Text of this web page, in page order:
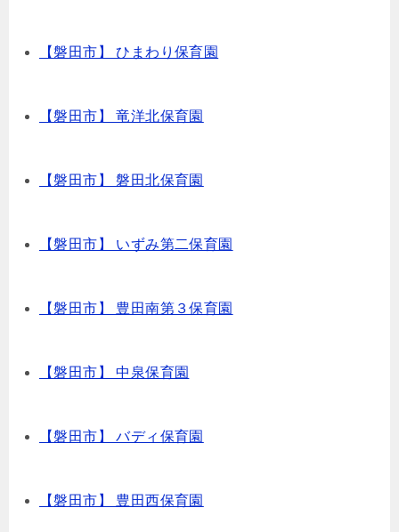
【磐田市】 ひまわり保育園
【磐田市】 竜洋北保育園
【磐田市】 磐田北保育園
【磐田市】 いずみ第二保育園
【磐田市】 豊田南第３保育園
【磐田市】 中泉保育園
【磐田市】 バディ保育園
【磐田市】 豊田西保育園